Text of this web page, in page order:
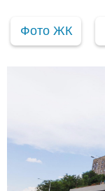
Фото ЖК